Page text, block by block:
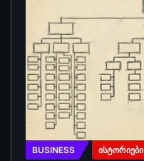
BUSINESS ᲘᲡᲢᲝᲠᲘᲔᲑᲘ